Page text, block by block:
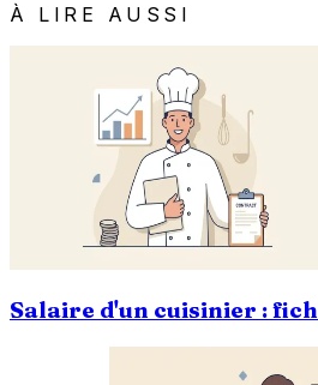
À LIRE AUSSI
Salaire d'un cuisinier :